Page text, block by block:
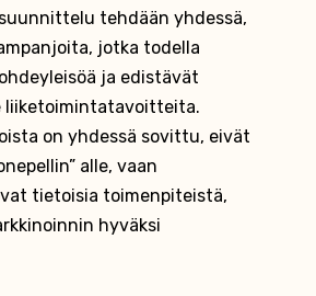
tehdään yhdessä,
jotka todella
ja edistävät
liiketoimintatavoitteita.
on yhdessä sovittu, eivät
alle, vaan
tietoisia toimenpiteistä,
hyväksi